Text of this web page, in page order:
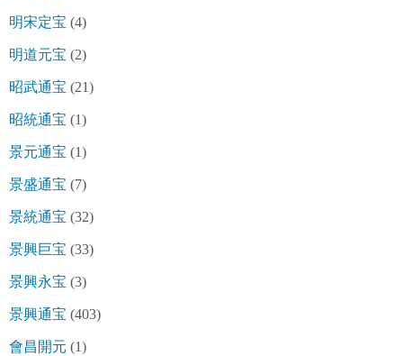
明宋定宝 (4)
明道元宝 (2)
昭武通宝 (21)
昭統通宝 (1)
景元通宝 (1)
景盛通宝 (7)
景統通宝 (32)
景興巨宝 (33)
景興永宝 (3)
景興通宝 (403)
會昌開元 (1)